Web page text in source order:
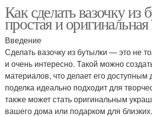
Как сделать вазочку из
простая и
Введение
Сделать вазочку из бутылки — это не
и очень интересно. Такой можно
материалов, что делает его доступным
поделка идеально подходит для
также может стать оригинальным
вашего дома или подарком для близких.